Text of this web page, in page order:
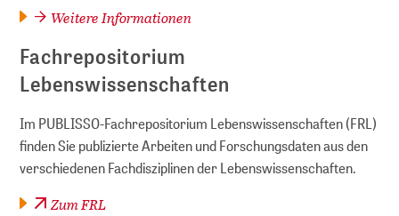
Weitere Informationen
Fachrepositorium
Lebenswissenschaften
Im PUBLISSO-Fachrepositorium Lebenswissenschaften (FRL)
finden Sie publizierte Arbeiten und Forschungsdaten aus den
verschiedenen Fachdisziplinen der Lebenswissenschaften.
Zum FRL